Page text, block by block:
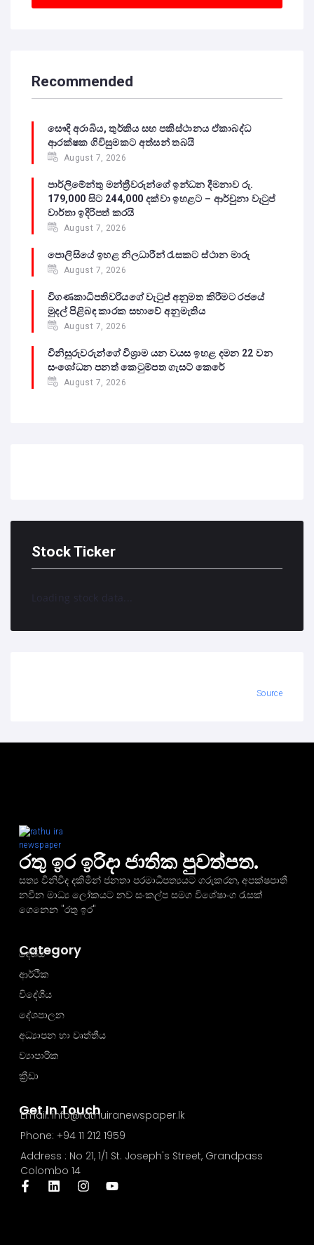
Recommended
සෞදි අරාබිය, තුර්කිය සහ පකිස්ථානය ඒකාබද්ධ
ආරක්ෂක ගිවිසුමකට අත්සන් තබයි
August 7, 2026
පාර්ලිමේන්තු මන්ත්‍රීවරුන්ගේ ඉන්ධන දීමනාව රු.
179,000 සිට 244,000 දක්වා ඉහළට – ආර්චුනා වැටුප්
වාර්තා ඉදිරිපත් කරයි
August 7, 2026
පොලිසියේ ඉහළ නිලධාරීන් රැසකට ස්ථාන මාරු
August 7, 2026
විගණකාධිපතිවරියගේ වැටුප් අනුමත කිරීමට රජයේ
මුදල් පිළිබඳ කාරක සභාවේ අනුමැතිය
August 7, 2026
විනිසුරුවරුන්ගේ විශ්‍රාම යන වයස ඉහළ දමන 22 වන
සංශෝධන පනත් කෙටුම්පත ගැසට් කෙරේ
August 7, 2026
Stock Ticker
Loading stock data...
Source
රතු ඉර ඉරිදා ජාතික පුවත්පත.
සත්‍ය විනිවිද දකිමින් ජනතා පරමාධිපත්‍යයට ගරුකරන, අපක්ෂපාතී
නවීන මාධ්‍ය ලෝකයට නව සංකල්ප සමග විශේෂාංග රැසක්
ගෙනෙන "රතු ඉර"
Get In Touch
Email: info@rathuiranewspaper.lk
Phone: +94 11 212 1959
Address : No 21, 1/1 St. Joseph's Street, Grandpass
Colombo 14
Category
දේශීය
ආර්ථික
විදේශීය
දේශපාලන
අධ්‍යාපන හා වෘත්තීය
ව්‍යාපාරික
ක්‍රීඩා